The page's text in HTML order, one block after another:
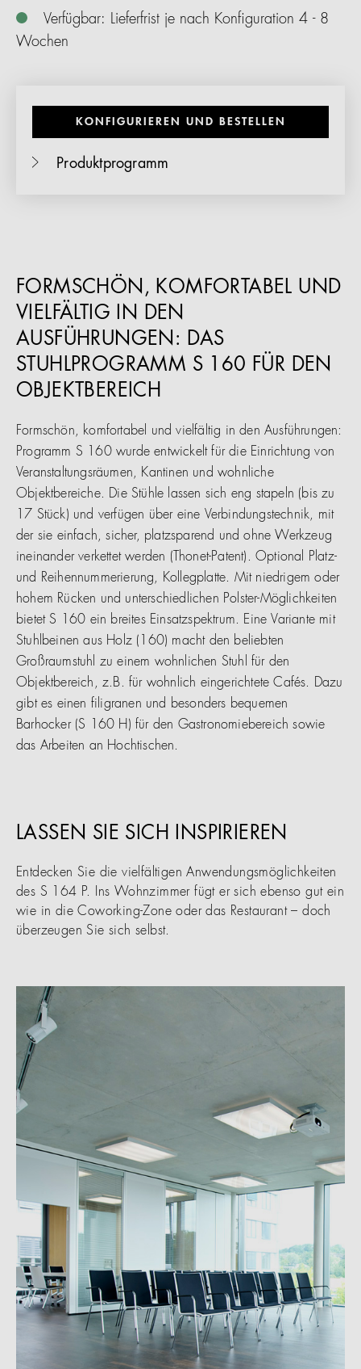
Verfügbar: Lieferfrist je nach Konfiguration 4 - 8
Wochen
KONFIGURIEREN UND BESTELLEN
Produktprogramm
FORMSCHÖN, KOMFORTABEL UND
VIELFÄLTIG IN DEN
AUSFÜHRUNGEN: DAS
STUHLPROGRAMM S 160 FÜR DEN
OBJEKTBEREICH
Formschön, komfortabel und vielfältig in den Ausführungen:
Programm S 160 wurde entwickelt für die Einrichtung von
Veranstaltungsräumen, Kantinen und wohnliche
Objektbereiche. Die Stühle lassen sich eng stapeln (bis zu
17 Stück) und verfügen über eine Verbindungstechnik, mit
der sie einfach, sicher, platzsparend und ohne Werkzeug
ineinander verkettet werden (Thonet-Patent). Optional Platz-
und Reihennummerierung, Kollegplatte. Mit niedrigem oder
hohem Rücken und unterschiedlichen Polster-Möglichkeiten
bietet S 160 ein breites Einsatzspektrum. Eine Variante mit
Stuhlbeinen aus Holz (160) macht den beliebten
Großraumstuhl zu einem wohnlichen Stuhl für den
Objektbereich, z.B. für wohnlich eingerichtete Cafés. Dazu
gibt es einen filigranen und besonders bequemen
Barhocker (S 160 H) für den Gastronomiebereich sowie
das Arbeiten an Hochtischen.
LASSEN SIE SICH INSPIRIEREN
Entdecken Sie die vielfältigen Anwendungsmöglichkeiten
des S 164 P. Ins Wohnzimmer fügt er sich ebenso gut ein
wie in die Coworking-Zone oder das Restaurant – doch
überzeugen Sie sich selbst.